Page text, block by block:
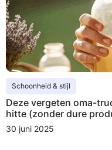
Schoonheid & stijl
Deze vergeten oma-
hitte (zonder dure
30 juni 2025